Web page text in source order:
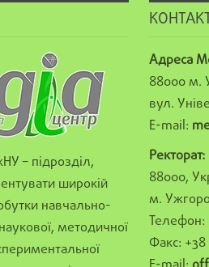
– підрозділ,
широкій
навчально-
методичної
Адреса
88000 м.
вул.
E-mail:
Ректорат:
88000,
м.
Телефон:
Факс: